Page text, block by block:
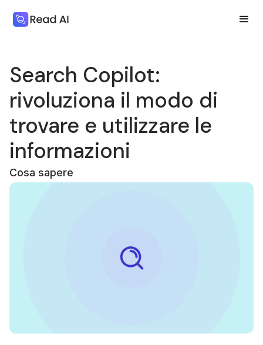
Search Copilot:
rivoluziona il modo di
trovare e utilizzare le
informazioni
Cosa sapere